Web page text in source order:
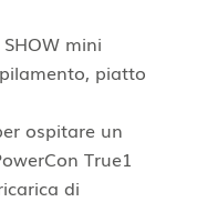
mini
piatto
ospitare un
True1
di